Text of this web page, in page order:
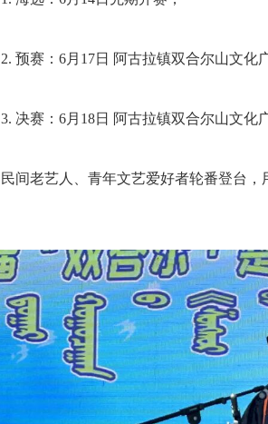
2. 预赛：6月17日 阿古拉镇双合尔山文化
3. 决赛：6月18日 阿古拉镇双合尔山文化
民间老艺人、青年文艺爱好者轮番登台，